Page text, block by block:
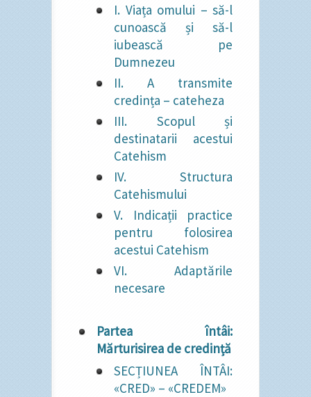
I. Viața omului – să-l
cunoască și să-l
iubească pe
Dumnezeu
II. A transmite
credința – cateheza
III. Scopul și
destinatarii acestui
Catehism
IV. Structura
Catehismului
V. Indicații practice
pentru folosirea
acestui Catehism
VI. Adaptările
necesare
Partea întâi:
Mărturisirea de credință
SECȚIUNEA ÎNTÂI:
«CRED» – «CREDEM»